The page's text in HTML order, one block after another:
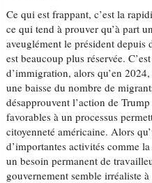
Ce qui est frappant, c’est la
ce qui tend à prouver qu’à part
aveuglément le président depuis
est beaucoup plus réservée.
d’immigration, alors qu’en
une baisse du nombre de
désapprouvent l’action de
favorables à un processus
citoyenneté américaine. Alors
d’importantes activités comme
un besoin permanent de
gouvernement semble irréaliste